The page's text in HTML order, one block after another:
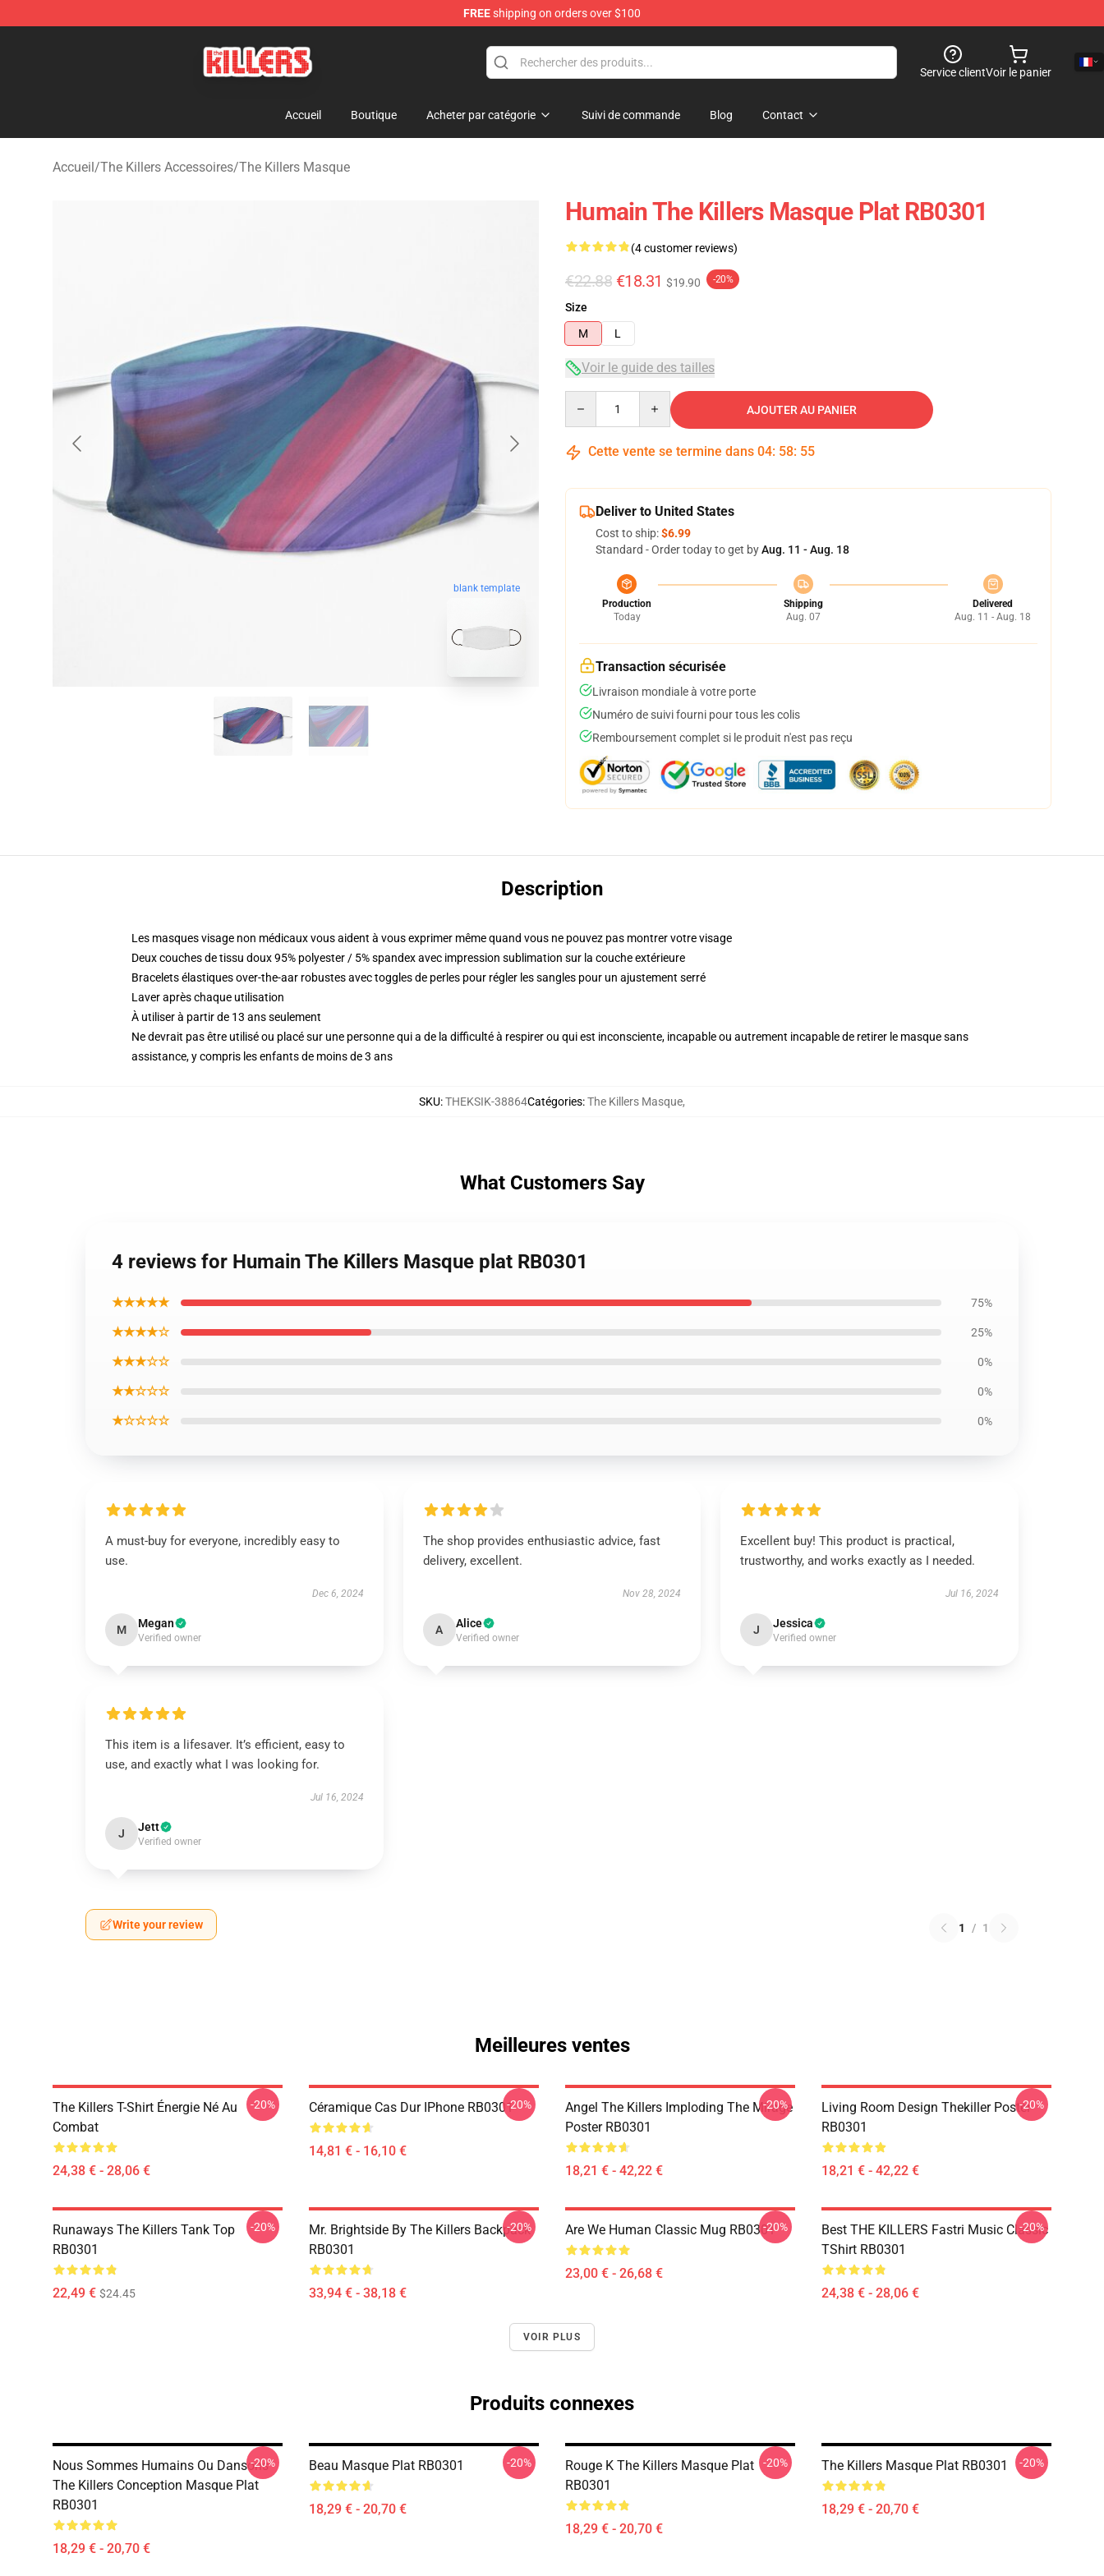
FREEshipping on orders over $100
Service clientVoir le panier
Accueil Boutique Acheter par catégorie Suivi de commande Blog Contact
Accueil/The Killers Accessoires/The Killers Masque
blank template
Humain The Killers Masque Plat RB0301
(4 customer reviews)
€22.88 €18.31 $19.90 -20%
Size
M
L
Voir le guide des tailles
AJOUTER AU PANIER
Cette vente se termine dans 04: 58: 54
Deliver to United States
Cost to ship:$6.99
Standard - Order today to get byAug. 11 - Aug. 18
Production
Today
Shipping
Aug. 07
Delivered
Aug. 11 - Aug. 18
Transaction sécurisée
Livraison mondiale à votre porte
Numéro de suivi fourni pour tous les colis
Remboursement complet si le produit n'est pas reçu
Description
Les masques visage non médicaux vous aident à vous exprimer même quand vous ne pouvez pas montrer votre visage
Deux couches de tissu doux 95% polyester / 5% spandex avec impression sublimation sur la couche extérieure
Bracelets élastiques over-the-aar robustes avec toggles de perles pour régler les sangles pour un ajustement serré
Laver après chaque utilisation
À utiliser à partir de 13 ans seulement
Ne devrait pas être utilisé ou placé sur une personne qui a de la difficulté à respirer ou qui est inconsciente, incapable ou autrement incapable de retirer le masque sans
assistance, y compris les enfants de moins de 3 ans
SKU:THEKSIK-38864Catégories:The Killers Masque,
What Customers Say
4 reviews for Humain The Killers Masque plat RB0301
★★★★★ 75%
★★★★☆ 25%
★★★☆☆ 0%
★★☆☆☆ 0%
★☆☆☆☆ 0%
A must-buy for everyone, incredibly easy to
use.
Dec 6, 2024
M Megan
Verified owner
The shop provides enthusiastic advice, fast
delivery, excellent.
Nov 28, 2024
A Alice
Verified owner
Excellent buy! This product is practical,
trustworthy, and works exactly as I needed.
Jul 16, 2024
J Jessica
Verified owner
This item is a lifesaver. It’s efficient, easy to
use, and exactly what I was looking for.
Jul 16, 2024
J Jett
Verified owner
Write your review 1 / 1
Meilleures ventes
The Killers T-Shirt Énergie Né Au
Combat
24,38 € - 28,06 €
-20% Céramique Cas Dur IPhone RB0301
14,81 € - 16,10 €
-20%
Angel The Killers Imploding The Mirage
Poster RB0301
18,21 € - 42,22 €
-20%
Living Room Design Thekiller Poster
RB0301
18,21 € - 42,22 €
-20%
Runaways The Killers Tank Top
RB0301
22,49 € $24.45
-20%
Mr. Brightside By The Killers Backpack
RB0301
33,94 € - 38,18 €
-20% Are We Human Classic Mug RB0301
23,00 € - 26,68 €
-20%
Best THE KILLERS Fastri Music Classic
TShirt RB0301
24,38 € - 28,06 €
-20%
VOIR PLUS
Produits connexes
Nous Sommes Humains Ou Dansons
The Killers Conception Masque Plat
RB0301
18,29 € - 20,70 €
-20% Beau Masque Plat RB0301
18,29 € - 20,70 €
-20%
Rouge K The Killers Masque Plat
RB0301
18,29 € - 20,70 €
-20% The Killers Masque Plat RB0301
18,29 € - 20,70 €
-20%